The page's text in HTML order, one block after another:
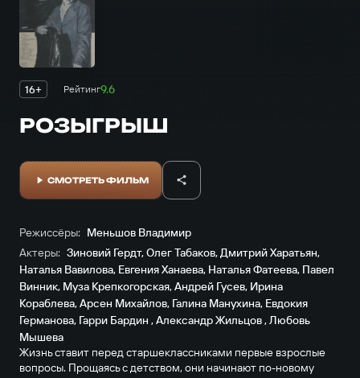
16+ Рейтинг9.6
РОЗЫГРЫШ
Режиссёры: Меньшов Владимир
Актеры: Зиновий Гердт,Олег Табаков,Дмитрий Харатьян,
Наталья Вавилова, Евгения Ханаева, Наталья Фатеева, Павел
Винник, Муза Крепкогорская,Андрей Гусев, Ирина
Кораблева,Арсен Михайлов, Галина Манухина, Евдокия
Германова, Гарри Бардин ,Александр Жильцов,Любовь
Мышева
СМОТРЕТЬ ФИЛЬМ
Жизнь ставит перед старшеклассниками первые взрослые
вопросы. Прощаясь с детством, они начинают по-новому